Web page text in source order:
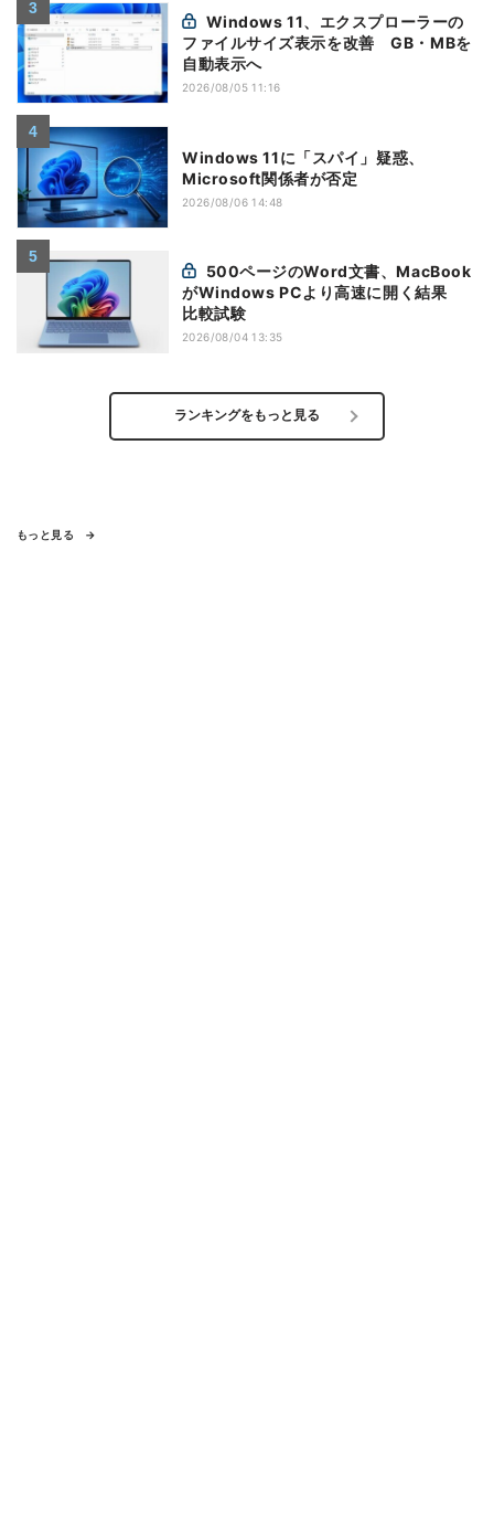
ファイルサイズ表示を改善 GB・MBを
自動表示へ
2026/08/05 11:16
Windows 11に「スパイ」疑惑、
Microsoft関係者が否定
2026/08/06 14:48
がWindows PCより高速に開く結果
比較試験
2026/08/04 13:35
ランキングをもっと見る
もっと見る